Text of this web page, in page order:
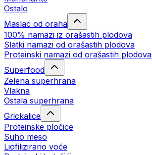
Ostalo
Maslac od oraha
100% namazi iz orašastih plodova
Slatki namazi od orašastih plodova
Proteinski namazi od orašastih plodova
Superfood
Zelena superhrana
Vlakna
Ostala superhrana
Grickalice
Proteinske pločice
Suho meso
Liofilizirano voće